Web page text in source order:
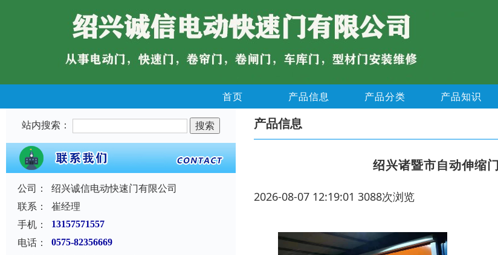
首页 产品信息 产品分类 产品知识
站内搜索：
公司：
绍兴诚信电动快速门有限公司
联系：
崔经理
手机：
13157571557
电话： 0575-82356669
产品信息
绍兴诸暨市自动伸缩
2026-08-07 12:19:01 3088次浏览